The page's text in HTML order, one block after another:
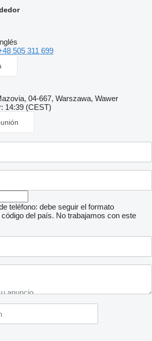
505 311 699
04-667, Warszawa, Wawer
14:39 (CEST)
teléfono: debe seguir el formato
del país. No trabajamos con este